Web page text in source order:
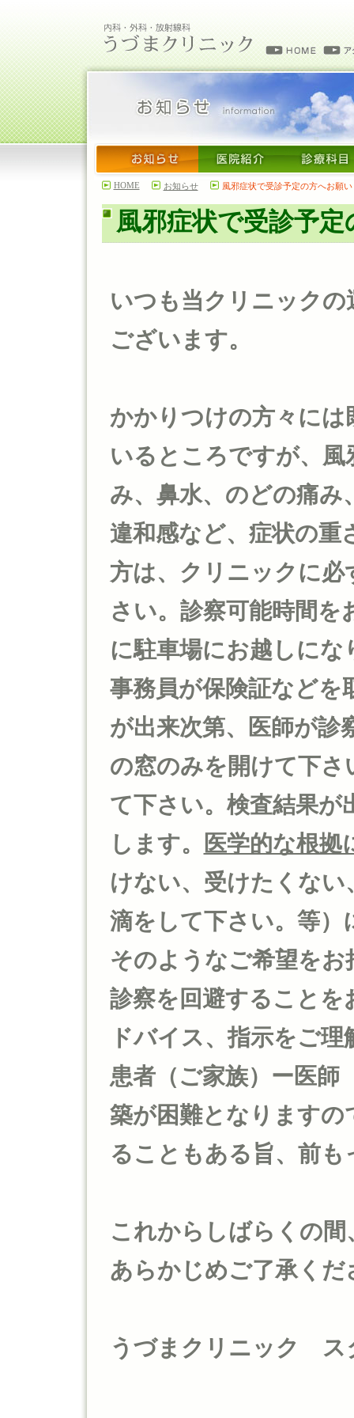
HOME お知らせ 風邪症状で受診予定の方へお願い
風邪症状で受診予
いつも当クリニック
ございます。
かかりつけの方々には
いるところですが、風
み、鼻水、のどの痛み
違和感など、症状の重
方は、クリニックに
さい。診察可能時間
に駐車場にお越しに
事務員が保険証などを
が出来次第、医師が診
の窓のみを開けて下さ
て下さい。検査結果が
します。
医学的な根拠
けない、受けたくない
滴をして下さい。等）
そのようなご希望を
診察を回避することを
ドバイス、指示をご
患者（ご家族）ー医師
築が困難となりますの
ることもある旨、前
これからしばらくの
あらかじめご了承くだ
うづまクリニック ス